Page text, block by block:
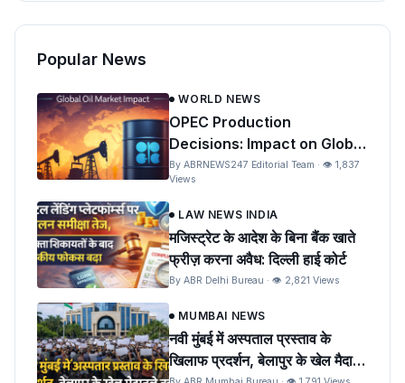
Popular News
WORLD NEWS
OPEC Production
Decisions: Impact on Global
Oil Prices and India
By ABRNEWS247 Editorial Team · 👁 1,837
Views
LAW NEWS INDIA
मजिस्ट्रेट के आदेश के बिना बैंक खाते
फ्रीज़ करना अवैध: दिल्ली हाई कोर्ट
By ABR Delhi Bureau · 👁 2,821 Views
MUMBAI NEWS
नवी मुंबई में अस्पताल प्रस्ताव के
खिलाफ प्रदर्शन, बेलापुर के खेल मैदान